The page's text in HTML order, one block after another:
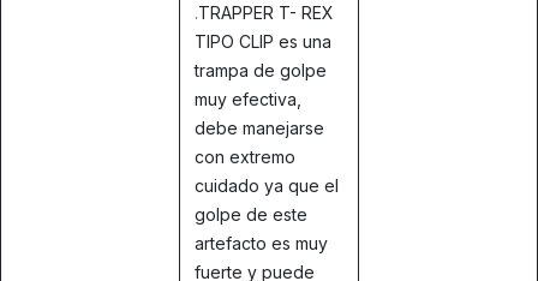
.TRAPPER T- REX
TIPO CLIP es una
trampa de golpe
muy efectiva,
debe manejarse
con extremo
cuidado ya que el
golpe de este
artefacto es muy
fuerte y puede